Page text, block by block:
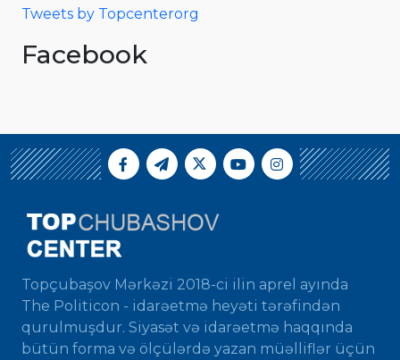
Tweets by Topcenterorg
Facebook
Topçubaşov Mərkəzi 2018-ci ilin aprel ayında
The Politicon - idarəetmə heyəti tərəfindən
qurulmuşdur. Siyasət və idarəetmə haqqında
bütün forma və ölçülərdə yazan müəlliflər üçün